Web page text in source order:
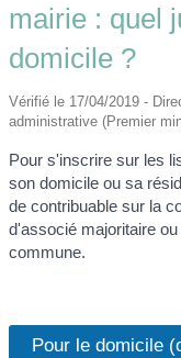
mairie : quel
domicile ?
Vérifié le 17/04/2019 -
administrative (Premier
Pour s'inscrire sur les
son domicile ou sa
de contribuable sur la
d'associé majoritaire
commune.
Pour le domicile